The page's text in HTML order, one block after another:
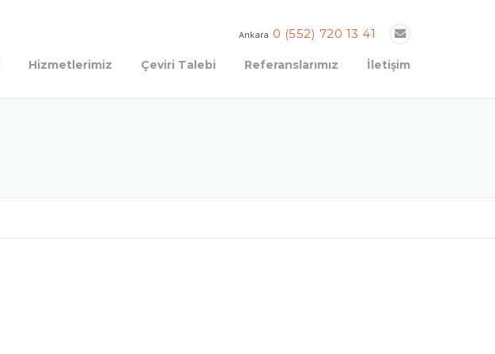
Ankara 0 (552) 720 13 41
Hizmetlerimiz Çeviri Talebi Referanslarımız İletişim